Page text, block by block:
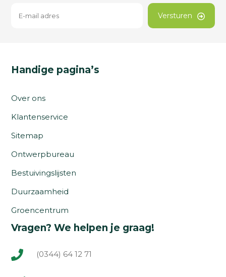
Versturen
Handige pagina’s
Over ons
Klantenservice
Sitemap
Ontwerpbureau
Bestuivingslijsten
Duurzaamheid
Groencentrum
Vragen? We helpen je graag!
(0344) 64 12 71